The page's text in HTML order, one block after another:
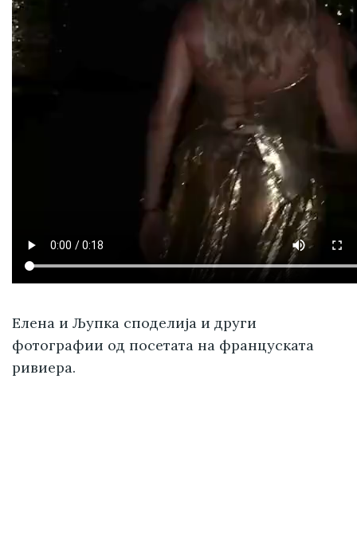
Елена и Љупка споделија и други
фотографии од посетата на француската
ривиера.